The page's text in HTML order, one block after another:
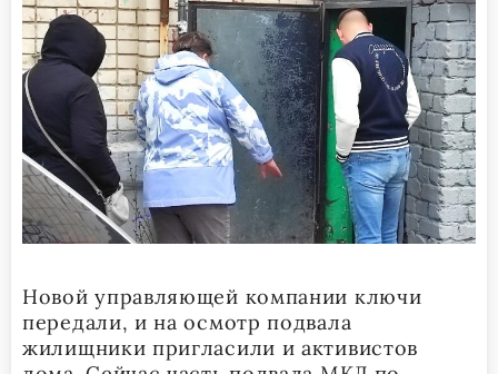
Новой управляющей компании ключи
передали, и на осмотр подвала
жилищники пригласили и активистов